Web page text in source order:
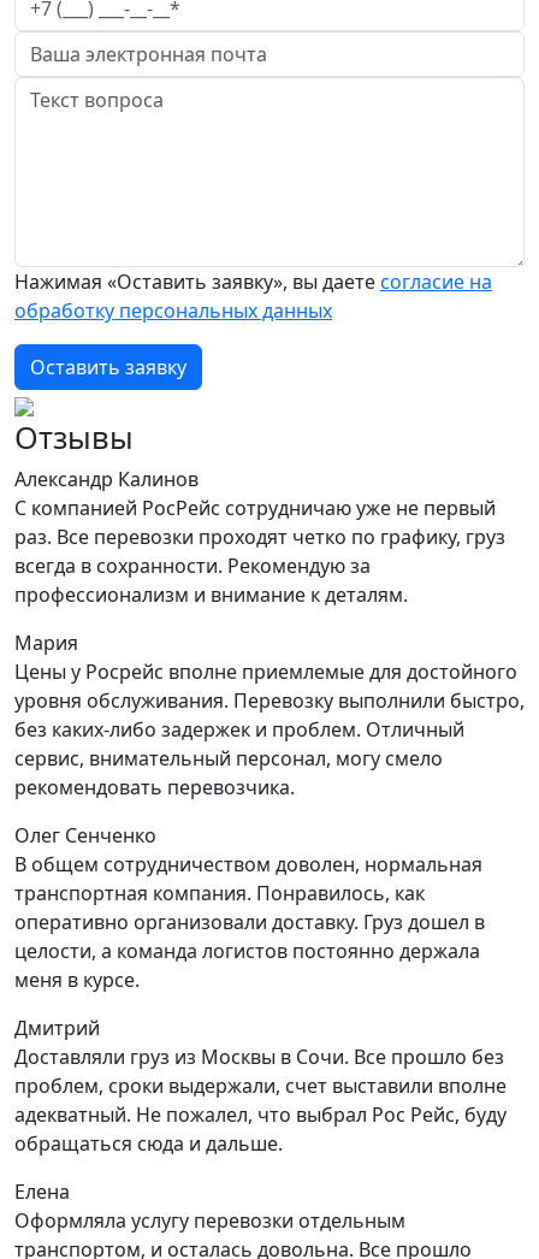
Нажимая «Оставить заявку», вы даетесогласие на
обработку персональных данных
Оставить заявку
Отзывы
Александр Калинов
С компанией РосРейс сотрудничаю уже не первый
раз. Все перевозки проходят четко по графику, груз
всегда в сохранности. Рекомендую за
профессионализм и внимание к деталям.
Мария
Цены у Росрейс вполне приемлемые для достойного
уровня обслуживания. Перевозку выполнили быстро,
без каких-либо задержек и проблем. Отличный
сервис, внимательный персонал, могу смело
рекомендовать перевозчика.
Олег Сенченко
В общем сотрудничеством доволен, нормальная
транспортная компания. Понравилось, как
оперативно организовали доставку. Груз дошел в
целости, а команда логистов постоянно держала
меня в курсе.
Дмитрий
Доставляли груз из Москвы в Сочи. Все прошло без
проблем, сроки выдержали, счет выставили вполне
адекватный. Не пожалел, что выбрал Рос Рейс, буду
обращаться сюда и дальше.
Елена
Оформляла услугу перевозки отдельным
транспортом, и осталась довольна. Все прошло